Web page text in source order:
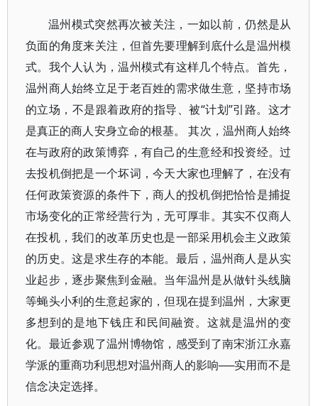
温州模式突然再次被关注，一如以前，仍然是从
负面的角度来关注，但首先要理解到底什么是温州模
式。我个人认为，温州模式有这样几个特点。首先，
温州商人始终立足于老百姓的需求做生意，坚持市场
的立场，不是跟着政府的指导、被“计划”引路。这才
是真正的商人安身立命的根基。 其次，温州商人始终
在与政府的政策博弈，有自己的生意经和投资经。过
去投机倒把是一个坏词，今天大家也理解了，在没有
任何政策资源的条件下，商人的投机倒把恰恰是捕捉
市场变化的正常经营行为，无可厚非。其实不仅商人
在投机，我们的改革历史也是一部采用机会主义政策
的历史。这是求生存的本能。最后，温州商人是从实
业起步，逐步聚焦到金融。当年温州是从做针头线脑
等蝇头小利的生意起家的，但现在提到温州，大家更
多想到的是地下钱庄和民间融资。这就是温州的变
化。最近参观了温州博物馆，感受到了南宋浙江永嘉
学派的重商功利思想对温州商人的影响──实用而不是
信念决定选择。